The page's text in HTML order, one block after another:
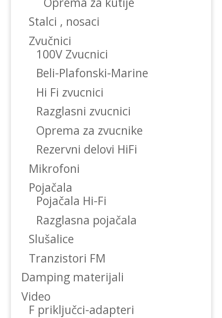
Stalci , nosaci
Zvučnici
100V Zvucnici
Beli-Plafonski-Marine
Hi Fi zvucnici
Razglasni zvucnici
Oprema za zvucnike
Rezervni delovi HiFi
Mikrofoni
Pojačala
Pojačala Hi-Fi
Razglasna pojačala
Slušalice
Tranzistori FM
Damping materijali
Video
F priključci-adapteri